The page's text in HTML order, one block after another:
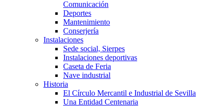
Comunicación
Deportes
Mantenimiento
Conserjería
Instalaciones
Sede social, Sierpes
Instalaciones deportivas
Caseta de Feria
Nave industrial
Historia
El Círculo Mercantil e Industrial de Sevilla
Una Entidad Centenaria